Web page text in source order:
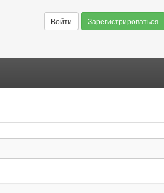
Войти Зарегистрироваться